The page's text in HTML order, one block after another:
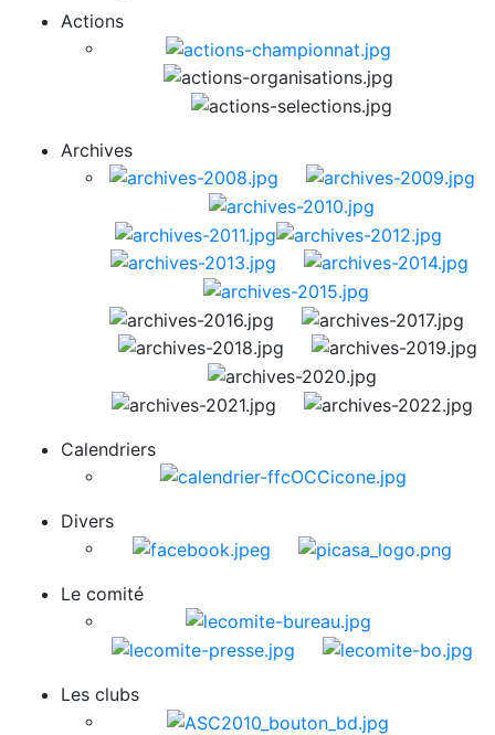
Actions
Archives
Calendriers
Divers
Le comité
Les clubs